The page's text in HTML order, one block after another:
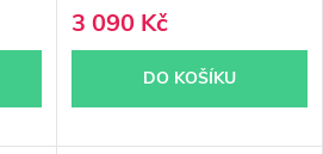
3 090 Kč
DO KOŠÍKU